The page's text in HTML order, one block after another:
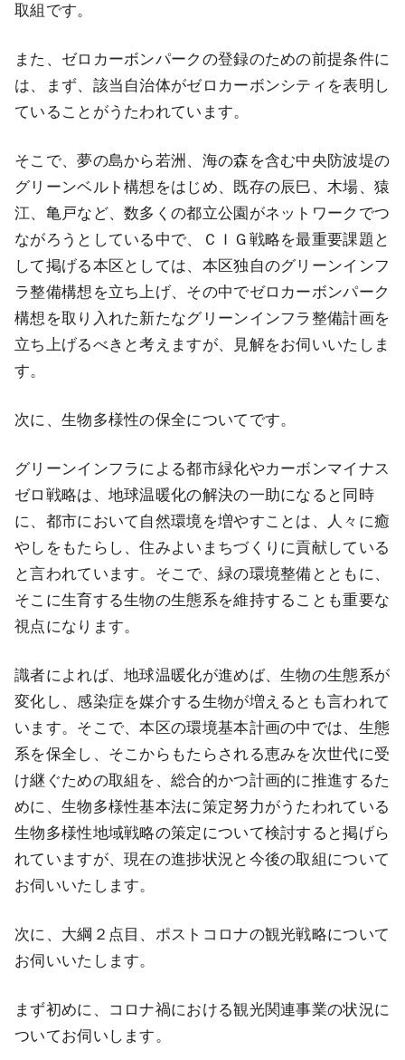
取組です。
また、ゼロカーボンパークの登録のための前提条件に
は、まず、該当自治体がゼロカーボンシティを表明し
ていることがうたわれています。
そこで、夢の島から若洲、海の森を含む中央防波堤の
グリーンベルト構想をはじめ、既存の辰巳、木場、猿
江、亀戸など、数多くの都立公園がネットワークでつ
ながろうとしている中で、ＣＩＧ戦略を最重要課題と
して掲げる本区としては、本区独自のグリーンインフ
ラ整備構想を立ち上げ、その中でゼロカーボンパーク
構想を取り入れた新たなグリーンインフラ整備計画を
立ち上げるべきと考えますが、見解をお伺いいたしま
す。
次に、生物多様性の保全についてです。
グリーンインフラによる都市緑化やカーボンマイナス
ゼロ戦略は、地球温暖化の解決の一助になると同時
に、都市において自然環境を増やすことは、人々に癒
やしをもたらし、住みよいまちづくりに貢献している
と言われています。そこで、緑の環境整備とともに、
そこに生育する生物の生態系を維持することも重要な
視点になります。
識者によれば、地球温暖化が進めば、生物の生態系が
変化し、感染症を媒介する生物が増えるとも言われて
います。そこで、本区の環境基本計画の中では、生態
系を保全し、そこからもたらされる恵みを次世代に受
け継ぐための取組を、総合的かつ計画的に推進するた
めに、生物多様性基本法に策定努力がうたわれている
生物多様性地域戦略の策定について検討すると掲げら
れていますが、現在の進捗状況と今後の取組について
お伺いいたします。
次に、大綱２点目、ポストコロナの観光戦略について
お伺いいたします。
まず初めに、コロナ禍における観光関連事業の状況に
ついてお伺いします。